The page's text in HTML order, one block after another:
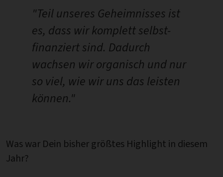
"Teil unseres Geheimnisses ist
es, dass wir komplett selbst-
finanziert sind. Dadurch
wachsen wir organisch und nur
so viel, wie wir uns das leisten
können."
Was war Dein bisher größtes Highlight in diesem
Jahr?